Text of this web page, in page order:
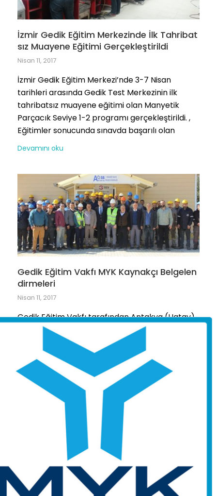
İzmir Gedik Eğitim Merkezinde İlk Tahribat
sız Muayene Eğitimi Gerçekleştirildi
Nisan 11, 2017
İzmir Gedik Eğitim Merkezi’nde 3-7 Nisan
tarihleri arasında Gedik Test Merkezinin ilk
tahribatsız muayene eğitimi olan Manyetik
Parçacık Seviye 1-2 programı gerçekleştirildi. ,
Eğitimler sonucunda sınavda başarılı olan
Devamını oku
Gedik Eğitim Vakfı MYK Kaynakçı Belgelen
dirmeleri
Nisan 11, 2017
Gedik Eğitim Vakfı tarafından Antakya (Hatay)
Organize Sanayi Bölgesi müdürlüğüne bağlı 9
kuruluşun MYK kaynakçı belgelendirmeleri
gerçekleştirildi. Firmalar: CİHAT SONDAJCILIK
BORU İMAL SAN. TİC. LTD. ŞTİ. BİROL ÇELİK
Devamını oku